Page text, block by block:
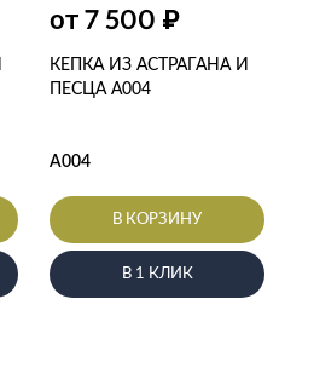
от 7 500 ₽
КЕПКА ИЗ АСТРАГАНА И
ПЕСЦА А004
А004
В КОРЗИНУ
В 1 КЛИК